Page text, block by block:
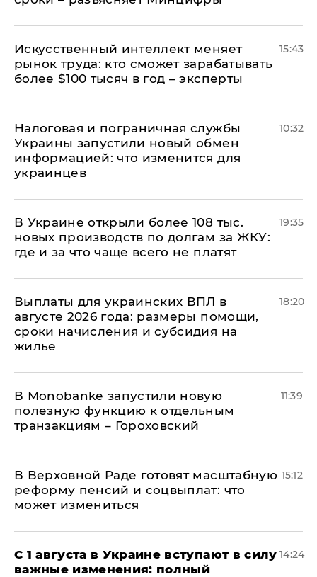
Искусственный интеллект меняет
рынок труда: кто сможет зарабатывать
более $100 тысяч в год – эксперты
15:43
Налоговая и пограничная службы
Украины запустили новый обмен
информацией: что изменится для
украинцев
10:32
В Украине открыли более 108 тыс.
новых производств по долгам за ЖКУ:
где и за что чаще всего не платят
19:35
Выплаты для украинских ВПЛ в
августе 2026 года: размеры помощи,
сроки начисления и субсидия на
жилье
18:20
В Мonobankе запустили новую
полезную функцию к отдельным
транзакциям – Гороховский
11:39
В Верховной Раде готовят масштабную
реформу пенсий и соцвыплат: что
может измениться
15:12
С 1 августа в Украине вступают в силу
важные изменения: полный
14:24